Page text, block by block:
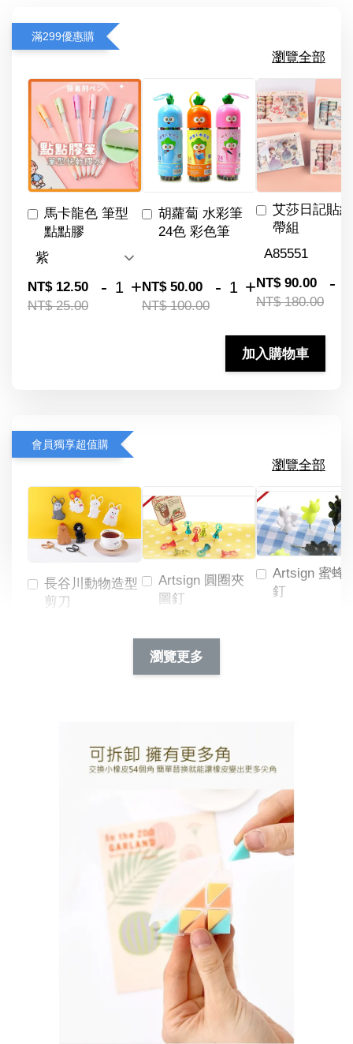
滿299優惠購
瀏覽全部
馬卡龍色 筆型
點點膠
NT$ 12.50
NT$ 25.00
- +
胡蘿蔔 水彩筆
24色 彩色筆
NT$ 50.00
NT$ 100.00
- +
艾莎日記貼
帶組
NT$ 90.00
NT$ 180.00
-
加入購物車
會員獨享超值購
瀏覽全部
長谷川動物造型
剪刀
Artsign 圓圈夾
圖釘
NT$ 19.00
NT$ 66.00
Artsign 蜜蜂
釘
瀏覽更多